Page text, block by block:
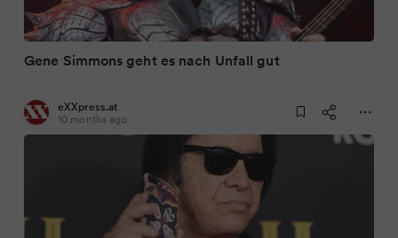
Gene Simmons geht es nach Unfall gut
eXXpress.at
10 months ago